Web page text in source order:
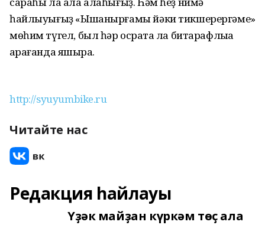
һайлыуығыҙ «Ышанырғамы йәки тикшерергәме»
мөһим түгел, был һәр осраҡта ла битарафлыҡҡа
ҡарағанда яҡшыраҡ.
http://syuyumbike.ru
Читайте нас
Редакция һайлауы
Үҙәк майҙан күркәм төҫ ала